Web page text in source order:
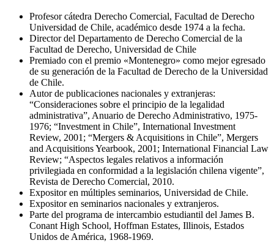
Profesor cátedra Derecho Comercial, Facultad de Derecho
Universidad de Chile, académico desde 1974 a la fecha.
Director del Departamento de Derecho Comercial de la
Facultad de Derecho, Universidad de Chile
Premiado con el premio «Montenegro» como mejor egresado
de su generación de la Facultad de Derecho de la Universidad
de Chile.
Autor de publicaciones nacionales y extranjeras:
“Consideraciones sobre el principio de la legalidad
administrativa”, Anuario de Derecho Administrativo, 1975-
1976; “Investment in Chile”, International Investment
Review, 2001; “Mergers & Acquisitions in Chile”, Mergers
and Acquisitions Yearbook, 2001; International Financial Law
Review; “Aspectos legales relativos a información
privilegiada en conformidad a la legislación chilena vigente”,
Revista de Derecho Comercial, 2010.
Expositor en múltiples seminarios, Universidad de Chile.
Expositor en seminarios nacionales y extranjeros.
Parte del programa de intercambio estudiantil del James B.
Conant High School, Hoffman Estates, Illinois, Estados
Unidos de América, 1968-1969.